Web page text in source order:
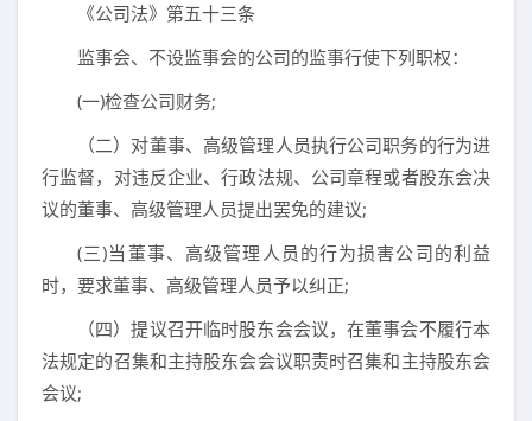
《公司法》第五十三条
监事会、不设监事会的公司的监事行使下列职权：
(一)检查公司财务;
（二）对董事、高级管理人员执行公司职务的行为进
行监督，对违反企业、行政法规、公司章程或者股东会决
议的董事、高级管理人员提出罢免的建议;
(三)当董事、高级管理人员的行为损害公司的利益
时，要求董事、高级管理人员予以纠正;
（四）提议召开临时股东会会议，在董事会不履行本
法规定的召集和主持股东会会议职责时召集和主持股东会
会议;